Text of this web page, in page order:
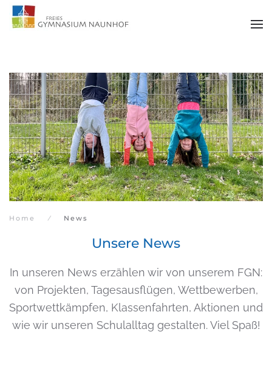
Zum Hauptinhalt springen
Home News
Unsere News
In unseren News erzählen wir von unserem FGN:
von Projekten, Tagesausflügen, Wettbewerben,
Sportwettkämpfen, Klassenfahrten, Aktionen und
wie wir unseren Schulalltag gestalten. Viel Spaß!